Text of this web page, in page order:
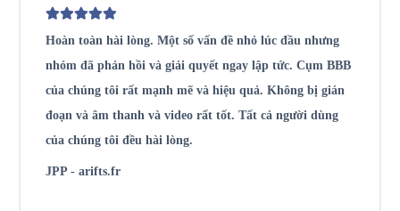
Hoàn toàn hài lòng. Một số vấn đề nhỏ lúc đầu nhưng
nhóm đã phản hồi và giải quyết ngay lập tức. Cụm BBB
của chúng tôi rất mạnh mẽ và hiệu quả. Không bị gián
đoạn và âm thanh và video rất tốt. Tất cả người dùng
của chúng tôi đều hài lòng.
JPP - arifts.fr